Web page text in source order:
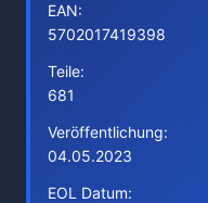
EAN:
5702017419398
Teile:
681
Veröffentlichung:
04.05.2023
EOL Datum: